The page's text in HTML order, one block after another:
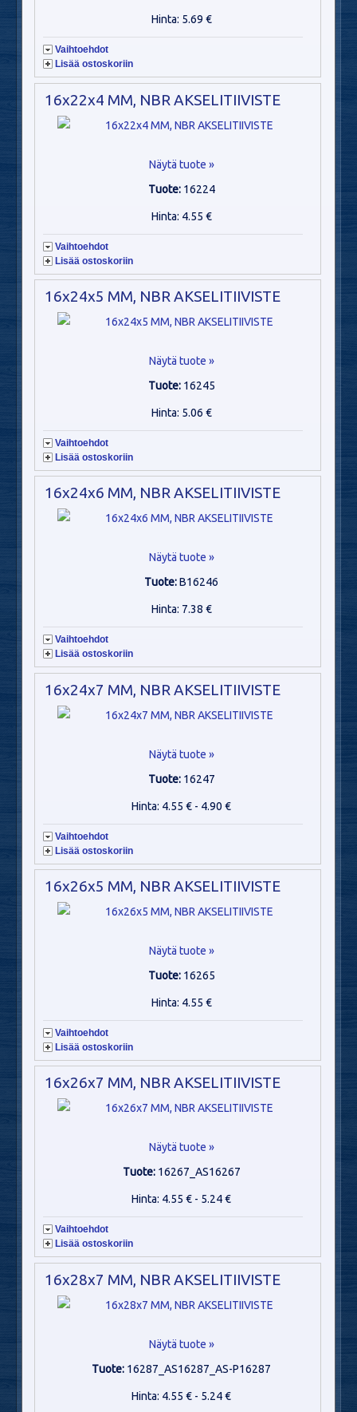
Hinta: 5.69 €
Vaihtoehdot
Lisää ostoskoriin
16x22x4 MM, NBR AKSELITIIVISTE
Näytä tuote »
Tuote: 16224
Hinta: 4.55 €
Vaihtoehdot
Lisää ostoskoriin
16x24x5 MM, NBR AKSELITIIVISTE
Näytä tuote »
Tuote: 16245
Hinta: 5.06 €
Vaihtoehdot
Lisää ostoskoriin
16x24x6 MM, NBR AKSELITIIVISTE
Näytä tuote »
Tuote:B16246
Hinta: 7.38 €
Vaihtoehdot
Lisää ostoskoriin
16x24x7 MM, NBR AKSELITIIVISTE
Näytä tuote »
Tuote: 16247
Hinta: 4.55 € - 4.90 €
Vaihtoehdot
Lisää ostoskoriin
16x26x5 MM, NBR AKSELITIIVISTE
Näytä tuote »
Tuote: 16265
Hinta: 4.55 €
Vaihtoehdot
Lisää ostoskoriin
16x26x7 MM, NBR AKSELITIIVISTE
Näytä tuote »
Tuote: 16267_AS16267
Hinta: 4.55 € - 5.24 €
Vaihtoehdot
Lisää ostoskoriin
16x28x7 MM, NBR AKSELITIIVISTE
Näytä tuote »
Tuote: 16287_AS16287_AS-P16287
Hinta: 4.55 € - 5.24 €